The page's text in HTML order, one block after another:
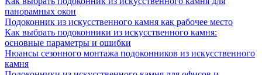
панорамных окон
Подоконник из искусственного камня как рабочее место
Как выбрать подоконники из искусственного камня:
основные параметры и ошибки
Нюансы сезонного монтажа подоконников из искусственного
камня